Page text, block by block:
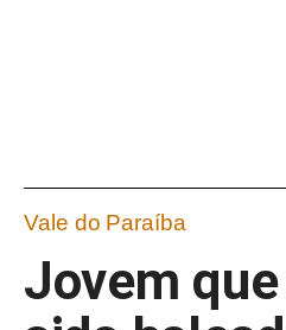
Vale do Paraíba
Jovem